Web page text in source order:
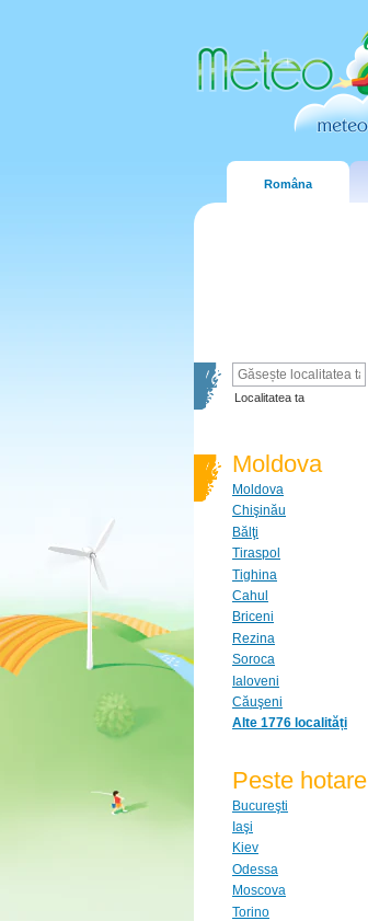
Româna
Localitatea ta
Moldova
Moldova
Chişinău
Bălţi
Tiraspol
Tighina
Cahul
Briceni
Rezina
Soroca
Ialoveni
Căuşeni
Alte 1776 localități
Peste hotare
Bucureşti
Iaşi
Kiev
Odessa
Moscova
Torino